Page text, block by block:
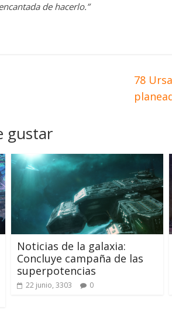
de hacerlo.”
78
gustar
Noticias de la galaxia:
Concluye campaña de las
superpotencias
22 junio, 3303 0